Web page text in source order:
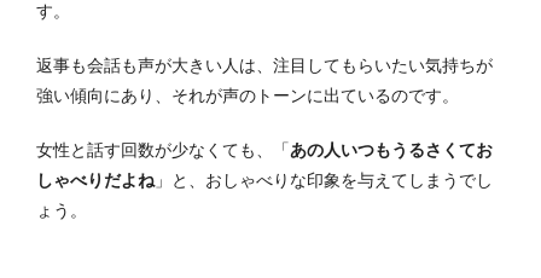
す。
返事も会話も声が大きい人は、注目してもらいたい気持ちが
強い傾向にあり、それが声のトーンに出ているのです。
女性と話す回数が少なくても、「あの人いつもうるさくてお
しゃべりだよね 」と、おしゃべりな印象を与えてしまうでし
ょう。